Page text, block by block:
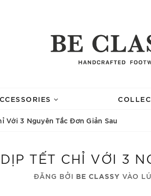
Với 3 Nguyên Tắc Đơn Giản Sau
TẾT CHỈ VỚI 3
ĐĂNG BỞI BE CLASSY VÀO